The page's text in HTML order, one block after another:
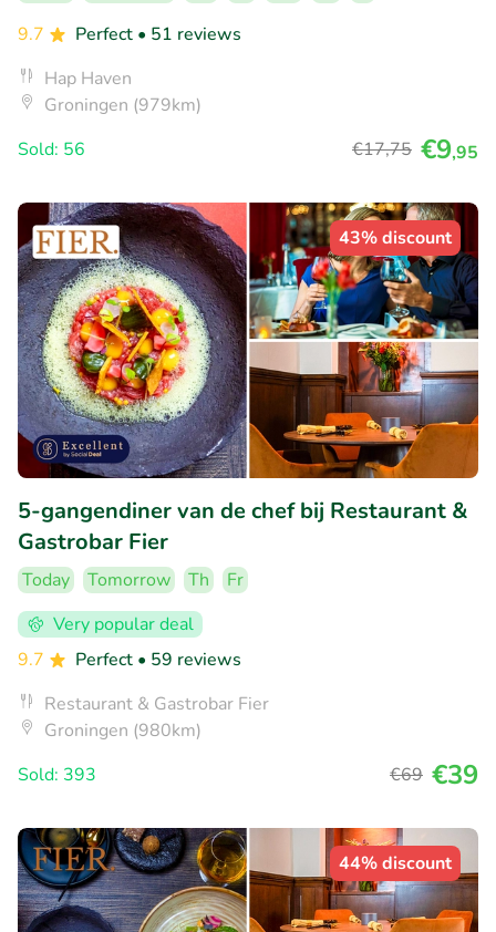
9.7
Perfect • 51 reviews
Hap Haven
Groningen (979km)
Sold: 56
€17,75 €9,95
43% discount
5-gangendiner van de chef bij Restaurant &
Gastrobar Fier
Today Tomorrow Th
Fr
Very popular deal
9.7
Perfect • 59 reviews
Restaurant & Gastrobar Fier
Groningen (980km)
Sold: 393
€69 €39
44% discount